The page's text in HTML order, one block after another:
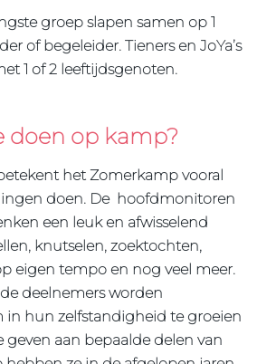
groep slapen samen op 1
of begeleider. Tieners en JoYa’s
1 of 2 leeftijdsgenoten.
doen op kamp?
het Zomerkamp vooral
doen. De hoofdmonitoren
een leuk en afwisselend
knutselen, zoektochten,
eigen tempo en nog veel meer.
de deelnemers worden
hun zelfstandigheid te groeien
geven aan bepaalde delen van